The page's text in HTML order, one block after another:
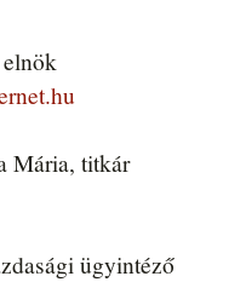
Mária, titkár
ügyintéző